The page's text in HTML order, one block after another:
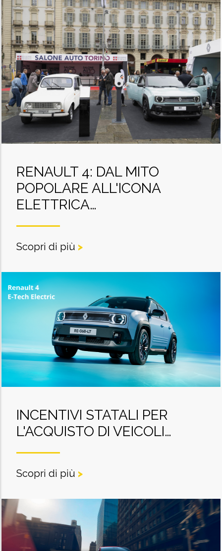
RENAULT 4: DAL MITO
POPOLARE ALL'ICONA
ELETTRICA…
Scopri di più >
INCENTIVI STATALI PER
L'ACQUISTO DI VEICOLI…
Scopri di più >